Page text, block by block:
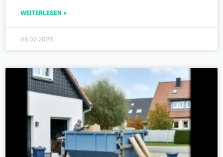
WEITERLESEN »
08.02.2026